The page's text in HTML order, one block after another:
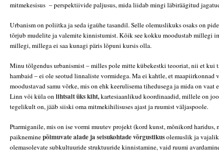
mitmekesisus – perspektiivide paljusus, mida liidab mingi läbiräägitud
Urbanism on poliitka ja seda igaühe tasandil. Selle olemuslikuks osaks on
tõrjub mudelite ja valemite kinnistumist. Kõik see kokku moodustab millegi
millegi, millega ei saa kunagi päris lõpuni kursis olla.
Minu tõlgendus urbanismist – milles pole mitte kübekestki teooriat, nii et kui
hambaid – ei ole seotud linnaliste vormidega. Ma ei kahtle, et maapiirkonnad
moodustavad samu võrke, mis on ehk keerulisema tihedusega ja mida on vaat
Linn või küla onlihtsalt üks kiht,kartesiaanlikud koordinaadid, millele on
tegelikult on, jääb siiski oma mitmekihilisuses ajast ja ruumist väljaspoole.
Ptarmiganile, mis on ise vormi muutev projekt (kord kunst, mõnikord haridus,
paikneminepõimuvate alade ja seisukohtade võrgustikusolemuslik ja
olemasolevate subkultuuride struktuuride kinnistamine, vaid ruumi